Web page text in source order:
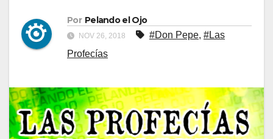
Por Pelando el Ojo
NOV 26, 2018 #Don Pepe, #Las
Profecías